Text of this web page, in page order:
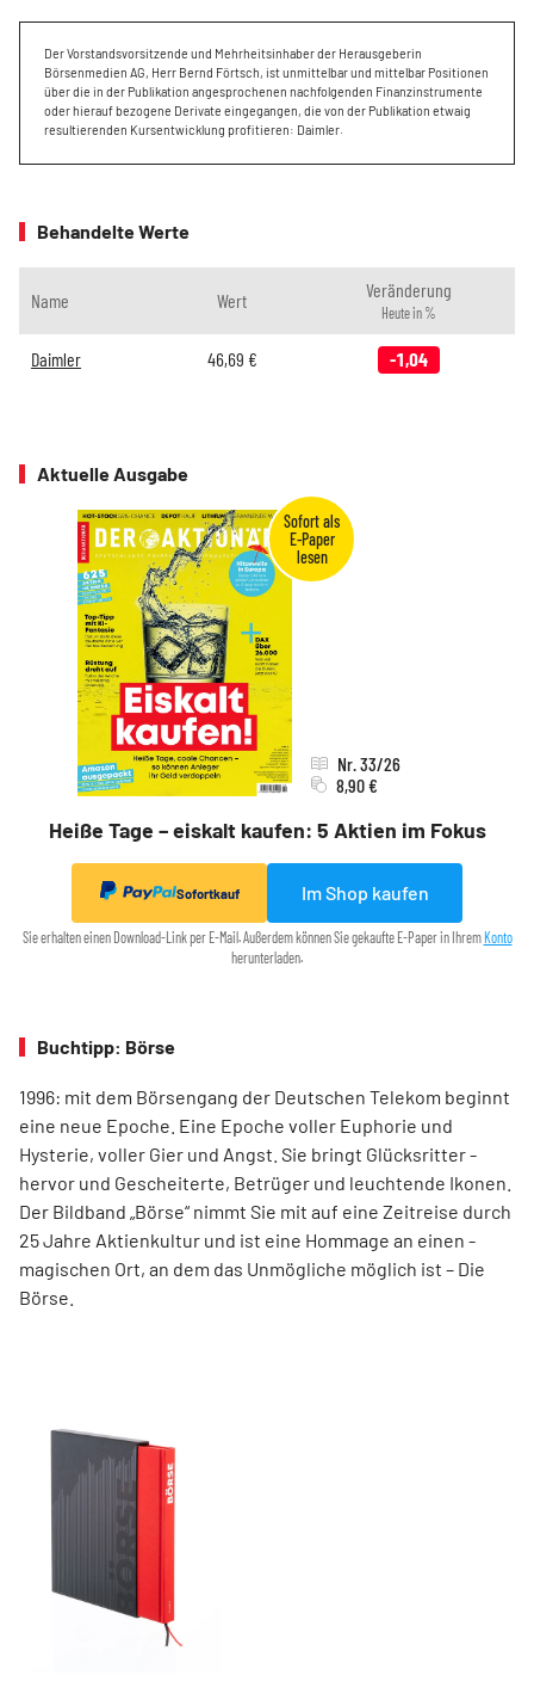
Der Vorstandsvorsitzende und Mehrheitsinhaber der Herausgeberin
Börsenmedien AG, Herr Bernd Förtsch, ist unmittelbar und mittelbar Positionen
über die in der Publikation angesprochenen nachfolgenden Finanzinstrumente
oder hierauf bezogene Derivate eingegangen, die von der Publikation etwaig
resultierenden Kursentwicklung profitieren: Daimler.
Behandelte Werte
Name Wert Veränderung
Heute in %
Daimler 46,69 € -1,04
Aktuelle Ausgabe
Heiße Tage – eiskalt kaufen: 5 Aktien im Fokus
Nr. 33/26
8,90 €
Sofortkauf Im Shop kaufen
Sie erhalten einen Download-Link per E-Mail. Außerdem können Sie gekaufte E-Paper in Ihrem Konto
herunterladen.
Buchtipp: Börse
1996: mit dem ­Börsen­­gang der Deutschen Telekom ­beginnt
eine neue ­Epoche. Eine Epoche voller ­Euphorie und
Hysterie, ­voller Gier und Angst. Sie bringt Glücksritter ­
hervor und ­Gescheiterte, ­Betrüger und leuchtende Ikonen.
Der Bildband ­„Börse“ nimmt Sie mit auf eine Zeit­reise durch
25 Jahre Aktienkultur und ist eine Hommage an ­einen ­
magischen Ort, an dem das Unmögliche ­möglich ist – Die
Börse.